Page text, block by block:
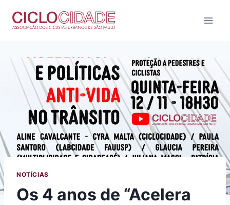
para
NOTÍCIAS
Os 4 anos de “Acelera